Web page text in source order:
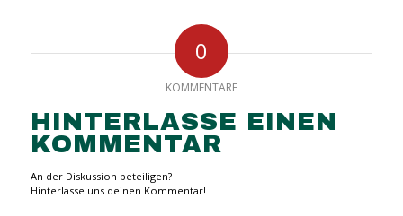
0
KOMMENTARE
HINTERLASSE EINEN
KOMMENTAR
An der Diskussion beteiligen?
Hinterlasse uns deinen Kommentar!